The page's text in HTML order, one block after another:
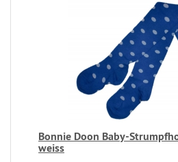
Bonnie Doon Baby-
weiss